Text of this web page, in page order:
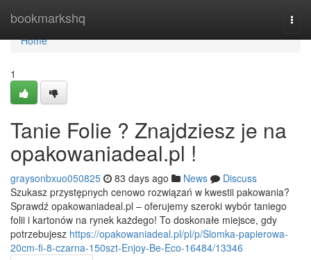
bookmarkshq
Home
Home
1
Tanie Folie ? Znajdziesz je na
opakowaniadeal.pl !
graysonbxuo050825 83 days ago News
Discuss
Szukasz przystępnych cenowo rozwiązań w kwestii pakowania?
Sprawdź opakowaniadeal.pl – oferujemy szeroki wybór taniego
folii i kartonów na rynek każdego! To doskonałe miejsce, gdy
potrzebujesz https://opakowaniadeal.pl/pl/p/Slomka-papierowa-
20cm-fi-8-czarna-150szt-Enjoy-Be-Eco-16484/13346